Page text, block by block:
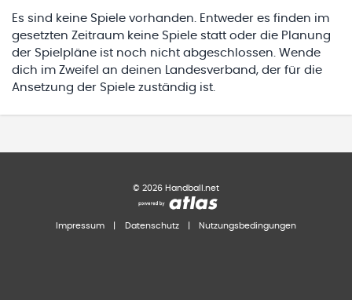
Es sind keine Spiele vorhanden. Entweder es finden im
gesetzten Zeitraum keine Spiele statt oder die Planung
der Spielpläne ist noch nicht abgeschlossen. Wende
dich im Zweifel an deinen Landesverband, der für die
Ansetzung der Spiele zuständig ist.
© 2026 Handball.net
Impressum Datenschutz Nutzungsbedingungen